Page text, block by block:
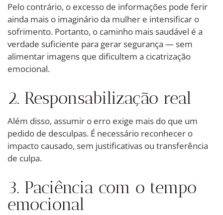
Pelo contrário, o excesso de informações pode ferir
ainda mais o imaginário da mulher e intensificar o
sofrimento. Portanto, o caminho mais saudável é a
verdade suficiente para gerar segurança — sem
alimentar imagens que dificultem a cicatrização
emocional.
2. Responsabilização real
Além disso, assumir o erro exige mais do que um
pedido de desculpas. É necessário reconhecer o
impacto causado, sem justificativas ou transferência
de culpa.
3. Paciência com o tempo
emocional